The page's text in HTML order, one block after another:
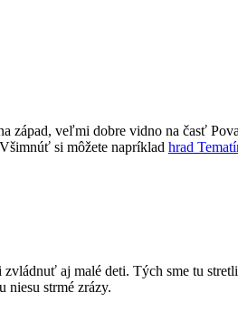
veľmi dobre vidno na časť
si môžete napríklad hrad
aj malé deti. Tých sme tu
niesu strmé zrázy.